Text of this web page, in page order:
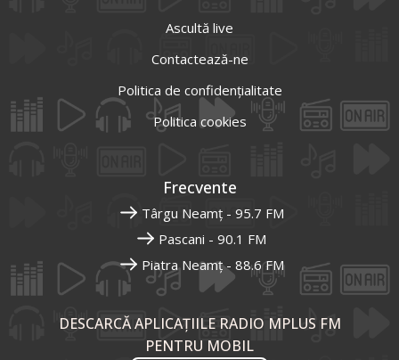
Ascultă live
Contactează-ne
Politica de confidențialitate
Politica cookies
Frecvente
Târgu Neamț - 95.7 FM
Pascani - 90.1 FM
Piatra Neamț - 88.6 FM
DESCARCĂ APLICAȚIILE RADIO MPLUS FM
PENTRU MOBIL